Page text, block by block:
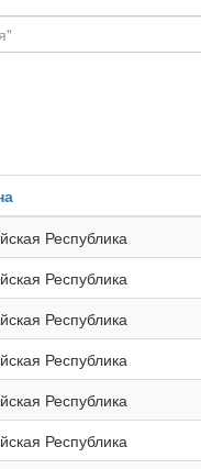
Республика
Республика
Республика
Республика
Республика
Республика